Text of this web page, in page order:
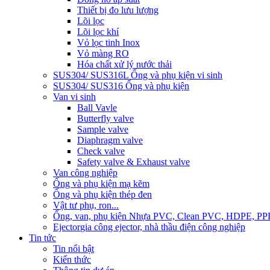
Thiết bị đo lưu lượng
Lõi lọc
Lõi lọc khí
Vỏ lọc tinh Inox
Vỏ màng RO
Hóa chất xử lý nước thải
SUS304/ SUS316L Ống và phụ kiện vi sinh
SUS304/ SUS316 Ống và phụ kiện
Van vi sinh
Ball Vavle
Butterfly valve
Sample valve
Diaphragm valve
Check valve
Safety valve & Exhaust valve
Van công nghiệp
Ống và phụ kiện mạ kẽm
Ống và phụ kiện thép đen
Vật tư phụ, ron...
Ống, van, phụ kiện Nhựa PVC, Clean PVC, HDPE,
Ejectorgia công ejector, nhà thầu điện công nghiệp
Tin tức
Tin nổi bật
Kiến thức